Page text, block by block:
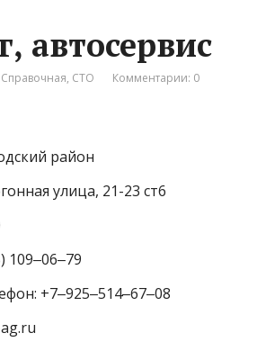
автосервис
Справочная, СТО Комментарии: 0
район
улица, 21-23 ст6
109‒06‒79
+7‒925‒514‒67‒08